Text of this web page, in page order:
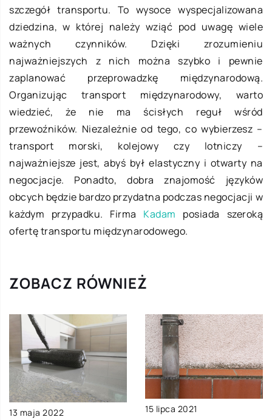
szczegół transportu. To wysoce wyspecjalizowana
dziedzina, w której należy wziąć pod uwagę wiele
ważnych czynników. Dzięki zrozumieniu
najważniejszych z nich można szybko i pewnie
zaplanować przeprowadzkę międzynarodową.
Organizując transport międzynarodowy, warto
wiedzieć, że nie ma ścisłych reguł wśród
przewoźników. Niezależnie od tego, co wybierzesz –
transport morski, kolejowy czy lotniczy –
najważniejsze jest, abyś był elastyczny i otwarty na
negocjacje. Ponadto, dobra znajomość języków
obcych będzie bardzo przydatna podczas negocjacji w
każdym przypadku. Firma Kadam posiada szeroką
ofertę transportu międzynarodowego.
ZOBACZ RÓWNIEŻ
13 maja 2022 15 lipca 2021